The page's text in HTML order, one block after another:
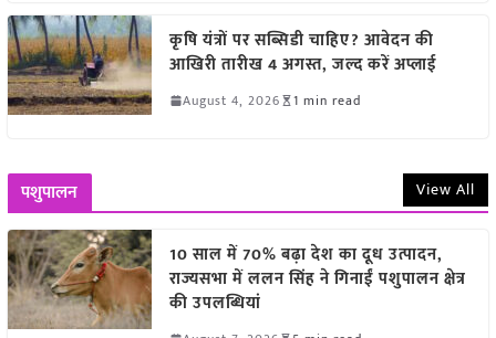
कृषि यंत्रों पर सब्सिडी चाहिए? आवेदन की
आखिरी तारीख 4 अगस्त, जल्द करें अप्लाई
August 4, 2026 1 min read
पशुपालन View All
10 साल में 70% बढ़ा देश का दूध उत्पादन,
राज्यसभा में ललन सिंह ने गिनाईं पशुपालन क्षेत्र
की उपलब्धियां